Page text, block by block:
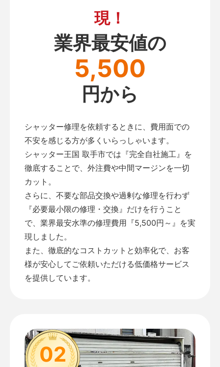
現！
業界最安値の
5,500
円から
シャッター修理を依頼するときに、費用面での
不安を感じる方が多くいらっしゃいます。
シャッター王国 取手市では『完全自社施工』を
徹底することで、外注費や中間マージンを一切
カット。
さらに、不要な部品交換や過剰な修理を行わず
『必要最小限の修理・交換』だけを行うこと
で、業界最安水準の修理費用『5,500円～』を実
現しました。
また、徹底的なコストカットと効率化で、お客
様が安心してご依頼いただける低価格サービス
を提供しています。
02